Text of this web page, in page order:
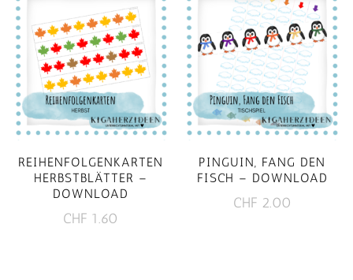
REIHENFOLGENKARTEN
HERBSTBLÄTTER –
DOWNLOAD
CHF 1.60
PINGUIN, FANG DEN
FISCH – DOWNLOAD
CHF 2.00